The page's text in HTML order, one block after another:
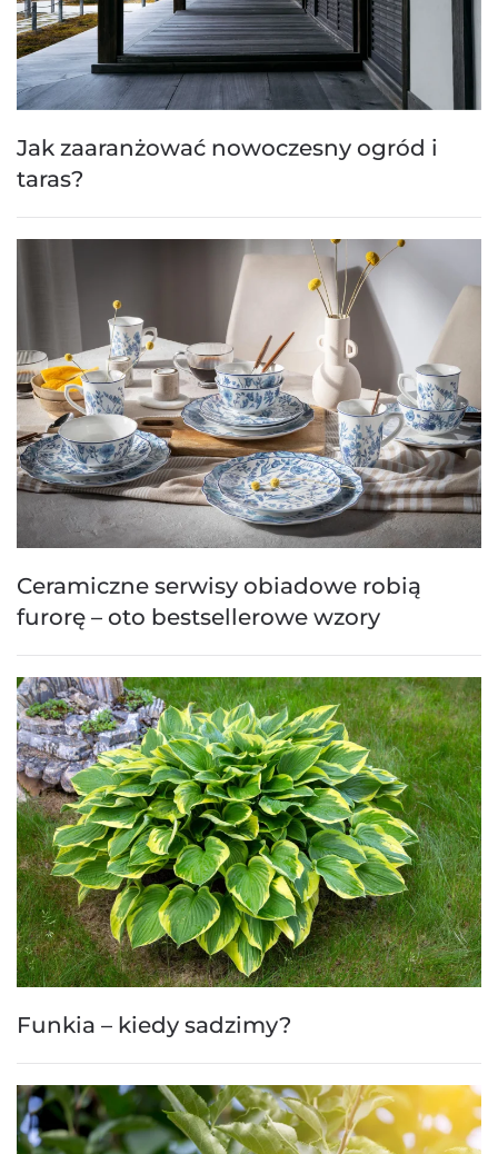
Jak zaaranżować nowoczesny ogród i
taras?
Ceramiczne serwisy obiadowe robią
furorę – oto bestsellerowe wzory
Funkia – kiedy sadzimy?